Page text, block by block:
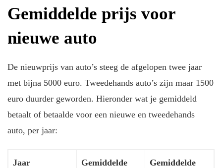
Gemiddelde prijs voor
nieuwe auto
De nieuwprijs van auto’s steeg de afgelopen twee jaar
met bijna 5000 euro. Tweedehands auto’s zijn maar 1500
euro duurder geworden. Hieronder wat je gemiddeld
betaalt of betaalde voor een nieuwe en tweedehands
auto, per jaar:
Jaar
Gemiddelde
Gemiddelde